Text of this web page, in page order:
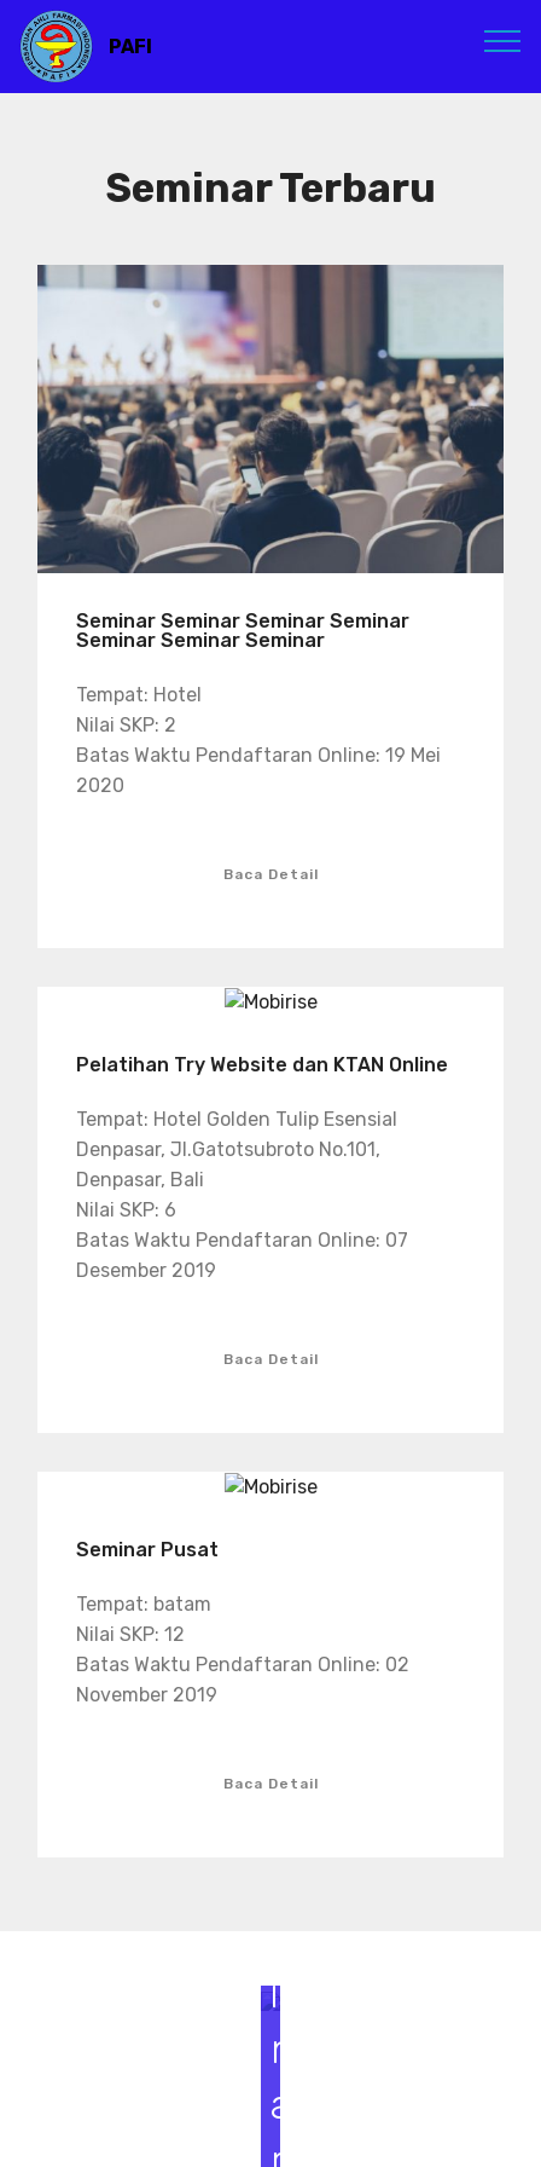
PAFI
Seminar Terbaru
Seminar Seminar Seminar Seminar
Seminar Seminar Seminar
Tempat: Hotel
Nilai SKP: 2
Batas Waktu Pendaftaran Online: 19 Mei
2020
Baca Detail
Pelatihan Try Website dan KTAN Online
Tempat: Hotel Golden Tulip Esensial
Denpasar, Jl.Gatotsubroto No.101,
Denpasar, Bali
Nilai SKP: 6
Batas Waktu Pendaftaran Online: 07
Desember 2019
Baca Detail
Seminar Pusat
Tempat: batam
Nilai SKP: 12
Batas Waktu Pendaftaran Online: 02
November 2019
Baca Detail
i
n
a